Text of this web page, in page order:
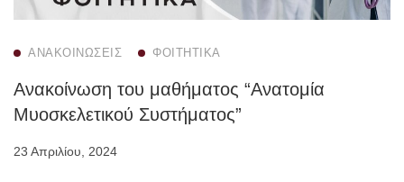
ΑΝΑΚΟΙΝΏΣΕΙΣ ΦΟΙΤΗΤΙΚΆ
Ανακοίνωση του μαθήματος “Ανατομία
Μυοσκελετικού Συστήματος”
23 Απριλίου, 2024